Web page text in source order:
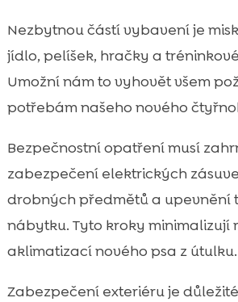
Nezbytnou částí vybavení je
jídlo, pelíšek, hračky a
Umožní nám to vyhovět všem
potřebám našeho nového
Bezpečnostní opatření musí
zabezpečení elektrických
drobných předmětů a upevnění
nábytku. Tyto kroky minimalizují
aklimatizací nového psa z útulku.
Zabezpečení exteriéru je